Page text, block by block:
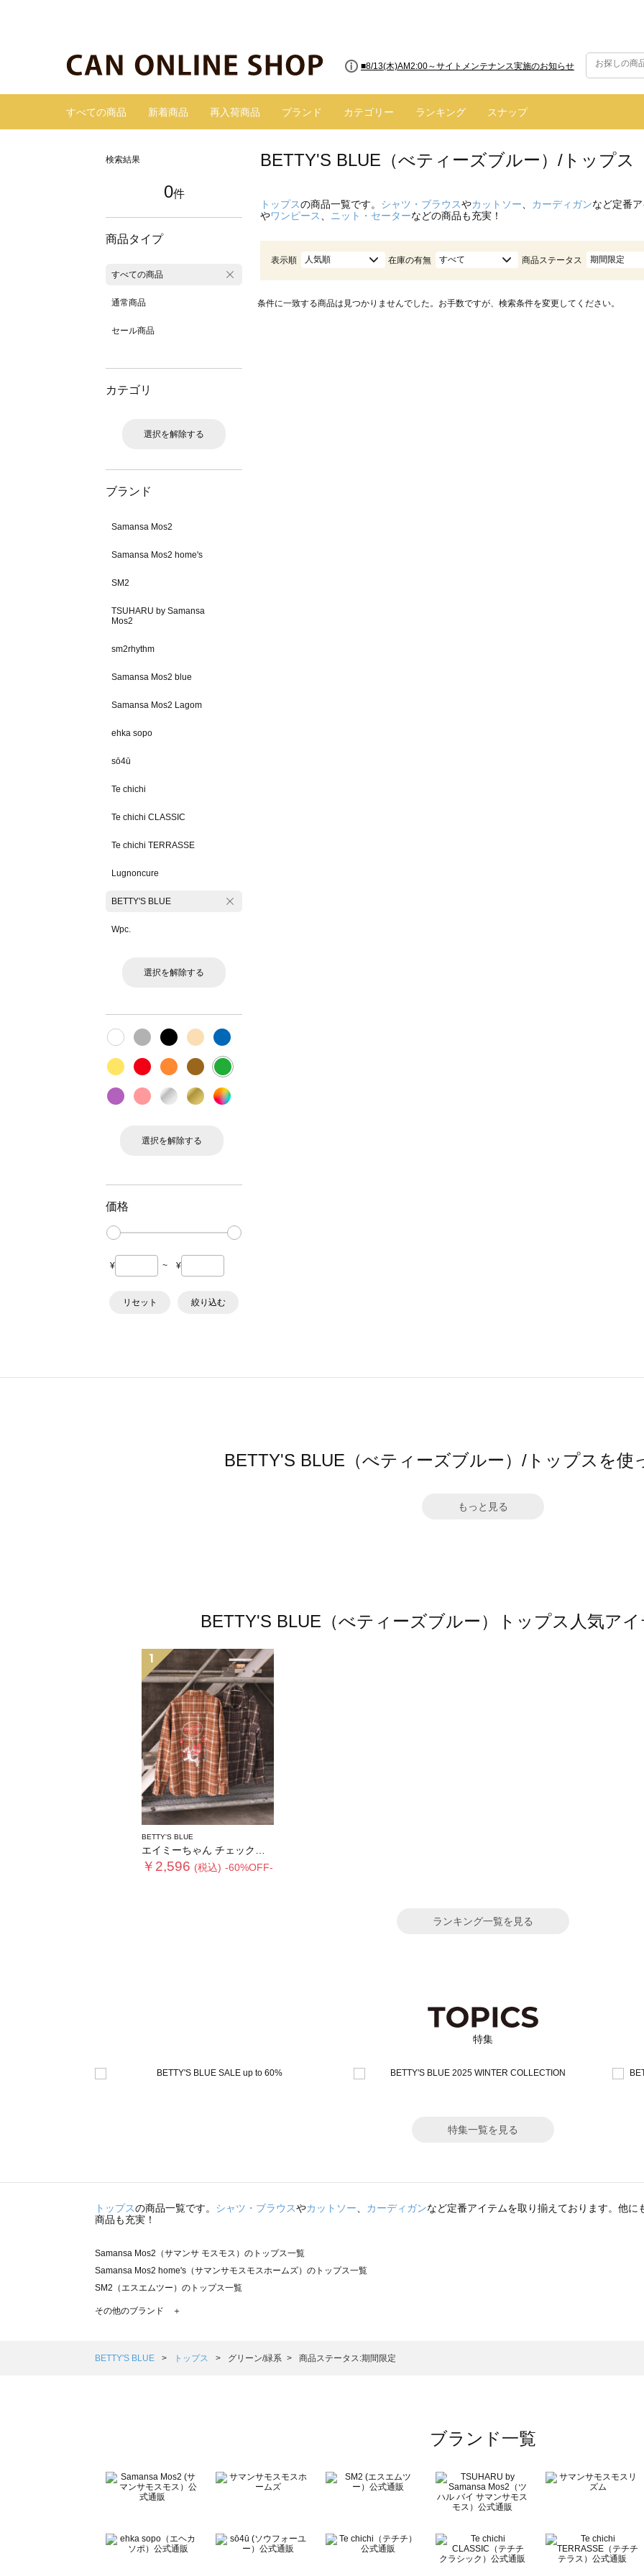
■8/13(木)AM2:00～サイトメンテナンス実施のお知らせ
すべての商品 新着商品 再入荷商品 ブランド カテゴリー ランキング スナップ
検索結果
0件
商品タイプ
すべての商品
通常商品
セール商品
カテゴリ
選択を解除する
ブランド
Samansa Mos2
Samansa Mos2 home's
SM2
TSUHARU by Samansa
Mos2
sm2rhythm
Samansa Mos2 blue
Samansa Mos2 Lagom
ehka sopo
sō4ū
Te chichi
Te chichi CLASSIC
Te chichi TERRASSE
Lugnoncure
BETTY'S BLUE
Wpc.
選択を解除する
選択を解除する
価格
¥ ~ ¥
リセット 絞り込む
BETTY'S BLUE（べティーズブルー）/トップス
トップスの商品一覧です。 シャツ・ブラウスやカットソー カーディガンなど定番
やワンピース ニット・セーターなどの商品も充実！
表示順 人気順 在庫の有無 すべて 商品ステータス 期間限定
条件に一致する商品は見つかりませんでした。お手数ですが、検索条件を変更してください。
BETTY'S BLUE（べティーズブルー）/トップスを使
もっと見る
BETTY'S BLUE（べティーズブルー）トップス人気ア
1
BETTY'S BLUE
エイミーちゃん チェックシャツ
￥2,596 (税込) -60%OFF-
ランキング一覧を見る
特集
特集一覧を見る
トップスの商品一覧です。 シャツ・ブラウスやカットソー、 カーディガンなど定番アイテムを取り揃えております。他に
商品も充実！
Samansa Mos2（サマンサ モスモス）のトップス一覧
Samansa Mos2 home's（サマンサモスモスホームズ）のトップス一覧
SM2（エスエムツー）のトップス一覧
TSUHARU by Samansa Mos2（ツハルバイサマンサモスモス）のトップス一覧
Samansa Mos2 Lagom（サマンサモスモス ラーゴム）のトップス一覧
BETTY'S BLUE（べティーズブルー）のトップス一覧
Wpc.（ワールドパーティー）のトップス一覧
その他のブランド ＋
BETTY'S BLUE トップス グリーン/緑系 商品ステータス:期間限定
ブランド一覧